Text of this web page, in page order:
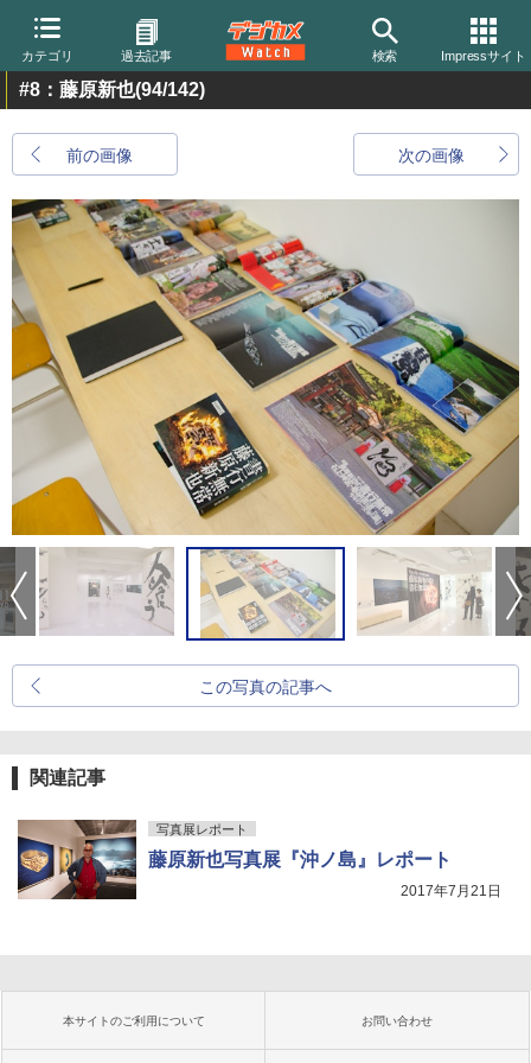
カテゴリ 過去記事 検索 Impressサイト
#8：藤原新也(94/142)
前の画像 次の画像
この写真の記事へ
関連記事
写真展レポート
藤原新也写真展『沖ノ島』レポート
2017年7月21日
本サイトのご利用について お問い合わせ